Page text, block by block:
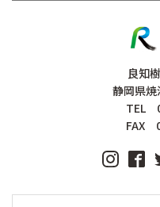
良知
静岡県
TEL
FAX